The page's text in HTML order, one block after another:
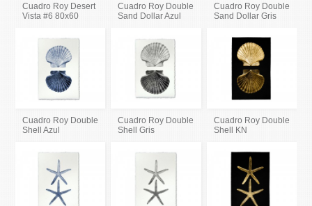
Cuadro Roy Desert
Vista #6 80x60
Cuadro Roy Double
Sand Dollar Azul
Cuadro Roy Double
Sand Dollar Gris
Cuadro Roy Double
Shell Azul
Cuadro Roy Double
Shell Gris
Cuadro Roy Double
Shell KN